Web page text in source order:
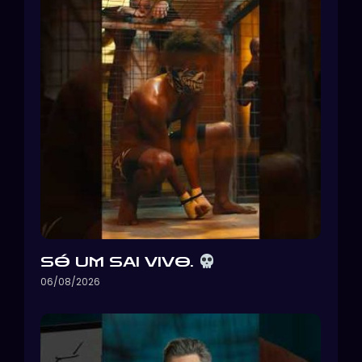
SÓ UM SAI VIVO.
06/08/2026